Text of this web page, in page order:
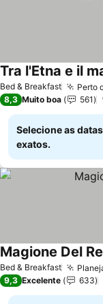
Bed & Breakfast Perto
Tra l'Etna e il
8,3 Muito boa 561
Selecione as
exatos.
Bed & Breakfast
Magione Del
9,3 Excelente 633